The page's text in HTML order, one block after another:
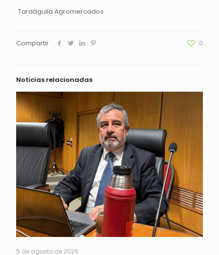
Tardáguila Agromercados.
Compartir 0
Noticias relacionadas
5 de agosto de 2026